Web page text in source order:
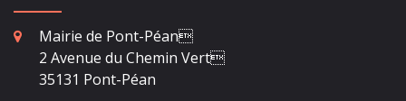
Mairie de Pont-Péan
2 Avenue du Chemin Vert
35131 Pont-Péan